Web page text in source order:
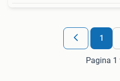
1
Pagina 1